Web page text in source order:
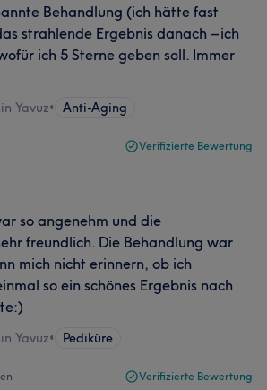
Behandlung (ich hätte fast
strahlende Ergebnis danach – ich
ich 5 Sterne geben soll. Immer
Yavuz• Anti-Aging
Verifizierte Bewertung
so angenehm und die
freundlich. Die Behandlung war
mich nicht erinnern, ob ich
so ein schönes Ergebnis nach
Yavuz• Pediküre
Verifizierte Bewertung